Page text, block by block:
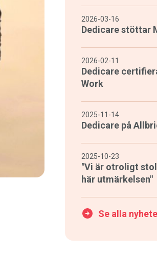
2026-03-16
Dedicare stöttar
2026-02-11
Dedicare
Work
2025-11-14
Dedicare på
2025-10-23
"Vi är otroligt
här utmärkelsen"
Se alla